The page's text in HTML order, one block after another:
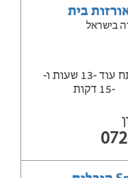
בית
בישראל
ייפתח עוד -13 שעות ‫ו-
-15 דקות